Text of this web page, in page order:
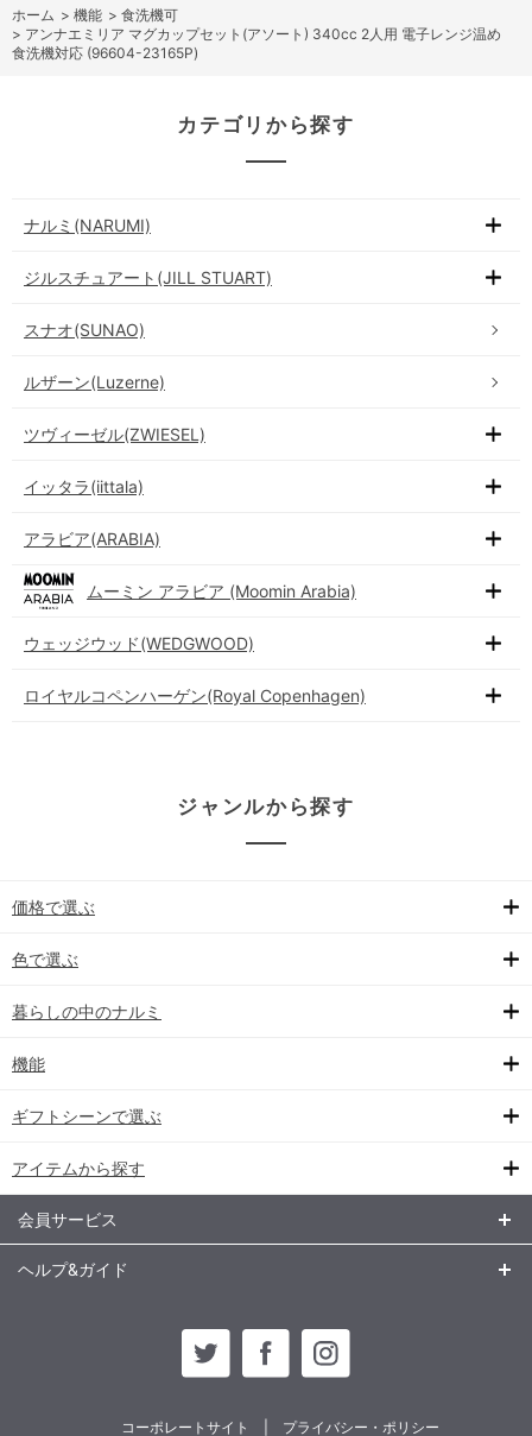
ホーム > 機能 > 食洗機可
> アンナエミリア マグカップセット(アソート) 340cc 2人用 電子レンジ温め
食洗機対応 (96604-23165P)
カテゴリから探す
ナルミ(NARUMI)
ジルスチュアート(JILL STUART)
スナオ(SUNAO)
ルザーン(Luzerne)
ツヴィーゼル(ZWIESEL)
イッタラ(iittala)
アラビア(ARABIA)
ムーミン アラビア (Moomin Arabia)
ウェッジウッド(WEDGWOOD)
ロイヤルコペンハーゲン(Royal Copenhagen)
ジャンルから探す
価格で選ぶ
色で選ぶ
暮らしの中のナルミ
機能
ギフトシーンで選ぶ
アイテムから探す
会員サービス
ヘルプ&ガイド
コーポレートサイト プライバシー・ポリシー